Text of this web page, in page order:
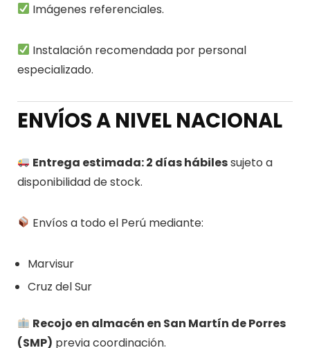
Imágenes referenciales.
Instalación recomendada por personal
especializado.
ENVÍOS A NIVEL NACIONAL
Entrega estimada: 2 días hábilessujeto a
disponibilidad de stock.
Envíos a todo el Perú mediante:
Marvisur
Cruz del Sur
Recojo en almacén en San Martín de Porres
(SMP) previa coordinación.